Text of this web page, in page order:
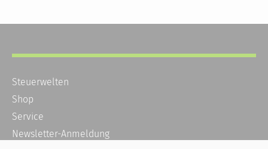
Steuerwelten
Shop
Service
Newsletter-Anmeldung